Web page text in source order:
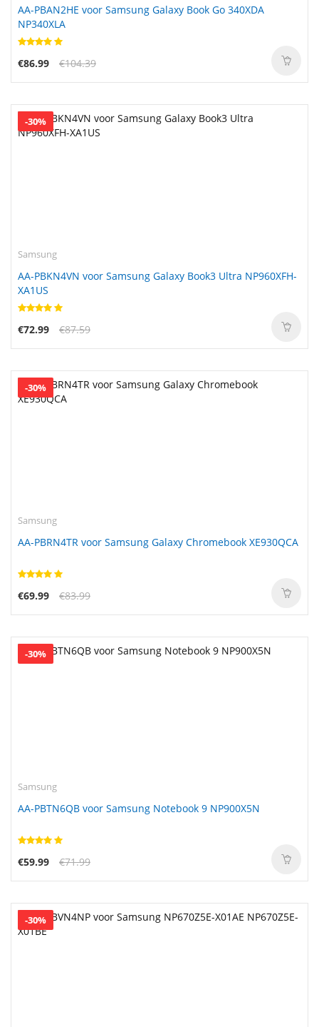
AA-PBAN2HE voor Samsung Galaxy Book Go 340XDA
NP340XLA
€86.99 €104.39
-30%
Samsung
AA-PBKN4VN voor Samsung Galaxy Book3 Ultra NP960XFH-
XA1US
€72.99 €87.59
-30%
Samsung
AA-PBRN4TR voor Samsung Galaxy Chromebook XE930QCA
€69.99 €83.99
-30%
Samsung
AA-PBTN6QB voor Samsung Notebook 9 NP900X5N
€59.99 €71.99
-30%